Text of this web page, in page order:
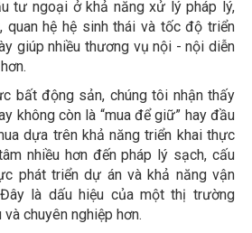
tư ngoại ở khả năng xử lý pháp lý,
quan hệ hệ sinh thái và tốc độ triển
giúp nhiều thương vụ nội - nội diễn
bất động sản, chúng tôi nhận thấy
không còn là “mua để giữ” hay đầu
dựa trên khả năng triển khai thực
nhiều hơn đến pháp lý sạch, cấu
phát triển dự án và khả năng vận
là dấu hiệu của một thị trường
chuyên nghiệp hơn.